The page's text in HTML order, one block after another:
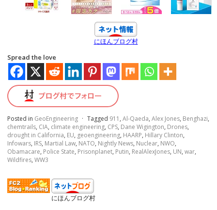
にほんブログ村
Spread the love
Posted in GeoEngineering · Tagged 911 , Al-Qaeda, Alex Jones, Benghazi,
chemtrails, CIA, climate engineering, CPS, Dane Wigington, Drones,
drought in California, EU, geoengineering, HAARP, Hillary Clinton,
Infowars, IRS, Martial Law, NATO, Nightly News, Nuclear, NWO,
Obamacare, Police State, Prisonplanet, Putin, RealAlexJones, UN, war,
Wildfires, WW3
にほんブログ村